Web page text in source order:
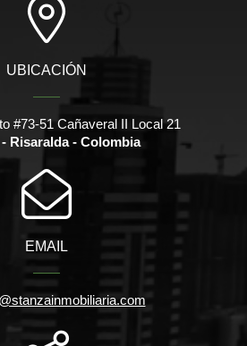
UBICACIÓN
#73-51 Cañaveral II Local 21
Risaralda - Colombia
EMAIL